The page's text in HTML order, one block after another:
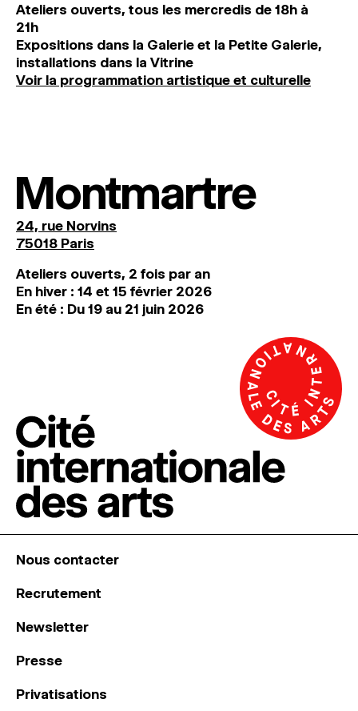
Ateliers ouverts, tous les mercredis de 18h à
21h
Expositions dans la Galerie et la Petite Galerie,
installations dans la Vitrine
Voir la programmation artistique et culturelle
Montmartre
24, rue Norvins
75018 Paris
Ateliers ouverts, 2 fois par an
En hiver : 14 et 15 février 2026
En été : Du 19 au 21 juin 2026
Nous contacter
Recrutement
Newsletter
Presse
Privatisations